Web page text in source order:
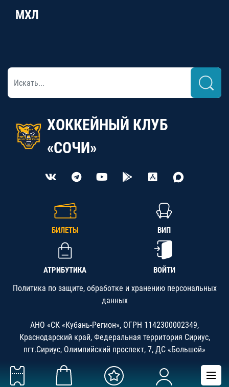
МХЛ
ХОККЕЙНЫЙ КЛУБ
«СОЧИ»
БИЛЕТЫ ВИП
АТРИБУТИКА ВОЙТИ
Политика по защите, обработке и хранению персональных
данных
АНО «СК «Кубань-Регион», ОГРН 1142300002349,
Краснодарский край, Федеральная территория Сириус,
пгт.Сириус, Олимпийский проспект, 7, ДС «Большой»